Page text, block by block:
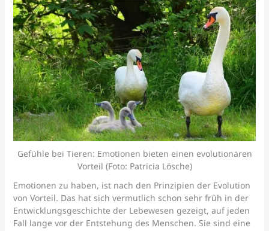
Gefühle bei Tieren: Emotionen bieten einen evolutionären
Vorteil (Foto: Patricia Lösche)
Emotionen zu haben, ist nach den Prinzipien der Evolution
von Vorteil. Das hat sich vermutlich schon sehr früh in der
Entwicklungsgeschichte der Lebewesen gezeigt, auf jeden
Fall lange vor der Entstehung des Menschen. Sie sind eine